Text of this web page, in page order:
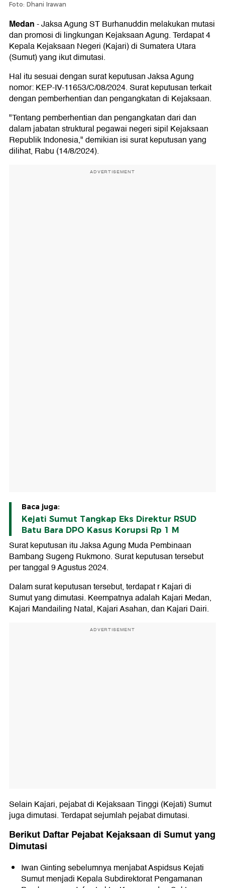
Foto: Dhani Irawan
Medan-Jaksa Agung ST Burhanuddin melakukan mutasi
dan promosi di lingkungan Kejaksaan Agung. Terdapat 4
Kepala Kejaksaan Negeri (Kajari) di Sumatera Utara
(Sumut) yang ikut dimutasi.
Hal itu sesuai dengan surat keputusan Jaksa Agung
nomor: KEP-IV-11653/C/08/2024. Surat keputusan terkait
dengan pemberhentian dan pengangkatan di Kejaksaan.
"Tentang pemberhentian dan pengangkatan dari dan
dalam jabatan struktural pegawai negeri sipil Kejaksaan
Republik Indonesia," demikian isi surat keputusan yang
dilihat, Rabu (14/8/2024).
ADVERTISEMENT
Baca juga:
Kejati Sumut Tangkap Eks Direktur RSUD
Batu Bara DPO Kasus Korupsi Rp 1 M
Surat keputusan itu Jaksa Agung Muda Pembinaan
Bambang Sugeng Rukmono. Surat keputusan tersebut
per tanggal 9 Agustus 2024.
Dalam surat keputusan tersebut, terdapat r Kajari di
Sumut yang dimutasi. Keempatnya adalah Kajari Medan,
Kajari Mandailing Natal, Kajari Asahan, dan Kajari Dairi.
ADVERTISEMENT
Selain Kajari, pejabat di Kejaksaan Tinggi (Kejati) Sumut
juga dimutasi. Terdapat sejumlah pejabat dimutasi.
Berikut Daftar Pejabat Kejaksaan di Sumut yang
Dimutasi
Iwan Ginting sebelumnya menjabat Aspidsus Kejati
Sumut menjadi Kepala Subdirektorat Pengamanan